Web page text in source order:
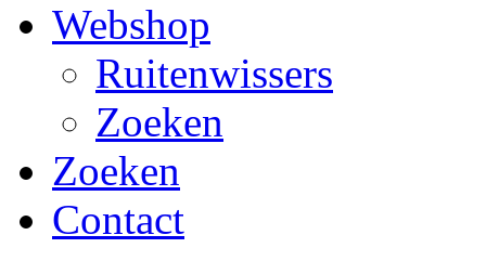
Webshop
Ruitenwissers
Zoeken
Zoeken
Contact